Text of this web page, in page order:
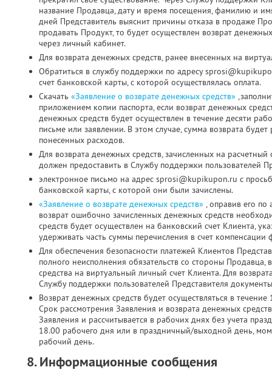
название Продавца, дату и время посещения, фамилию и
дней Представитель выяснит причины отказа в продаже
продавать Продукт, то будет осуществлен возврат
через личный кабинет.
Для возврата денежных средств, ранее внесенных на
Обратиться в службу поддержки по адресу
счет банковской карты, с которой осуществлялась оплата.
Скачать «Заявление о возврате денежных средств»
приложением копии паспорта, если возврат денежных
денежных средств будет осуществлен в течение десяти
письме или заявлении. В этом случае, сумма возврата
понесенных расходов.
Для возврата денежных средств, зачисленных на
должен предоставить в Службу поддержки пользователей
электронное письмо на адрес sprosi@kupikupon.ru с
банковской карты, с которой они были зачислены.
«Заявление о возврате денежных средств» , оправив его
возврат ошибочно зачисленных денежных средств
средств будет осуществлен на банковский счет Клиента,
удерживать часть суммы перечисления в счет компенсации
Для обеспечения безопасности платежей Клиентов
полного неисполнения обязательств со стороны
средства на виртуальный личный счет Клиента. Для
Службу поддержки пользователей Представителя
Возврат денежных средств будет осуществляться в
Срок рассмотрения Заявления и возврата денежных
Заявления и рассчитывается в рабочих днях без учета
18.00 рабочего дня или в праздничный/выходной день,
рабочий день.
8. Информационные сообщения